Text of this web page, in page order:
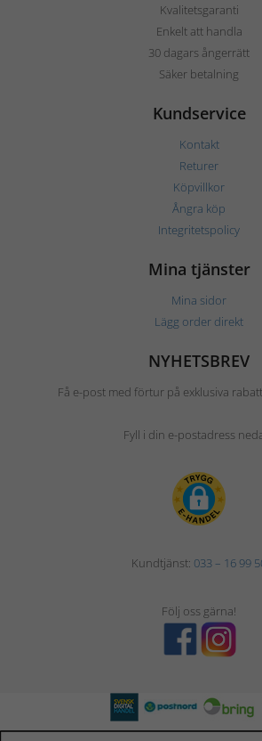
Kvalitetsgaranti
Enkelt att handla
30 dagars ångerrätt
Säker betalning
Kundservice
Kontakt
Returer
Köpvillkor
Ångra köp
Integritetspolicy
Mina tjänster
Mina sidor
Lägg order direkt
NYHETSBREV
Få e-post med förtur på exklusiva
Fyll i din e-postadress
Kundtjänst: 033 – 16 99
Följ oss gärna!